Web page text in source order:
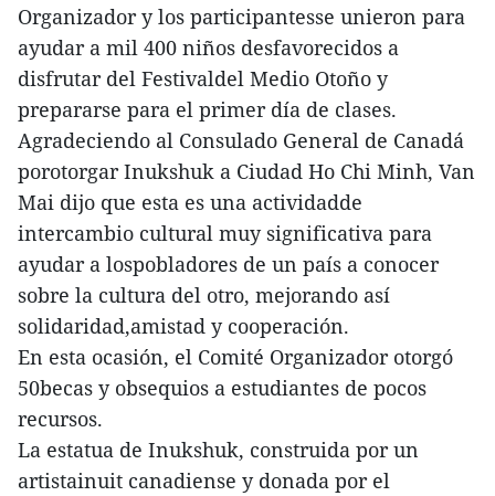
Organizador y los participantesse unieron para
ayudar a mil 400 niños desfavorecidos a
disfrutar del Festivaldel Medio Otoño y
prepararse para el primer día de clases.
Agradeciendo al Consulado General de Canadá
porotorgar Inukshuk a Ciudad Ho Chi Minh, Van
Mai dijo que esta es una actividadde
intercambio cultural muy significativa para
ayudar a lospobladores de un país a conocer
sobre la cultura del otro, mejorando así
solidaridad,amistad y cooperación.
En esta ocasión, el Comité Organizador otorgó
50becas y obsequios a estudiantes de pocos
recursos.
La estatua de Inukshuk, construida por un
artistainuit canadiense y donada por el